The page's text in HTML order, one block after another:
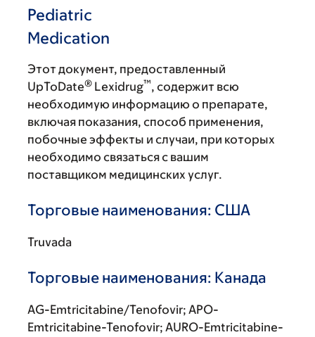
Pediatric
Medication
Этот документ, предоставленный
UpToDate® Lexidrug™, содержит всю
необходимую информацию о препарате,
включая показания, способ применения,
побочные эффекты и случаи, при которых
необходимо связаться с вашим
поставщиком медицинских услуг.
Торговые наименования: США
Truvada
Торговые наименования: Канада
AG-Emtricitabine/Tenofovir; APO-
Emtricitabine-Tenofovir; AURO-Emtricitabine-